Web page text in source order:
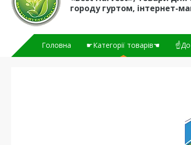
городу гуртом, інтернет-
Головна ☛Категорії товарів☚ ☝До